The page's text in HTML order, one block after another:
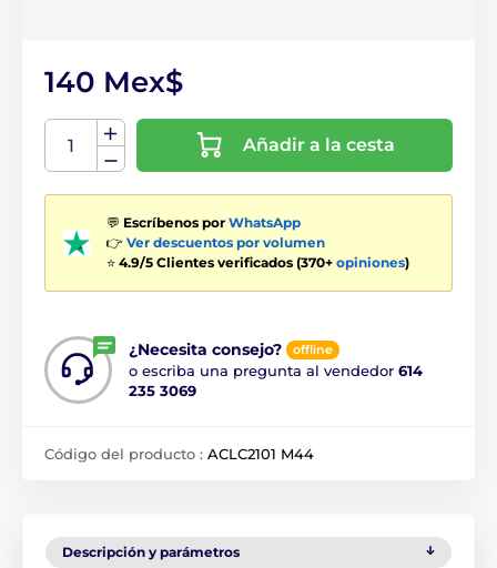
140 Mex$
Añadir a la cesta
💬 Escríbenos por WhatsApp
👉 Ver descuentos por volumen
⭐ 4.9/5 Clientes verificados (370+ opiniones)
¿Necesita consejo? offline
o escriba una pregunta al vendedor 614
235 3069
Código del producto : ACLC2101 M44
Descripción y parámetros